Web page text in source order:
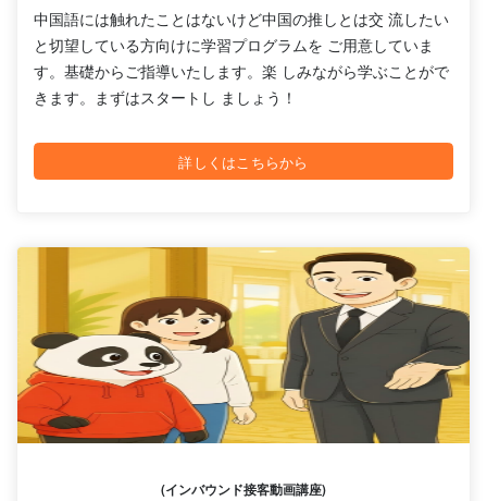
中国語には触れたことはないけど中国の推しとは交 流したい
と切望している方向けに学習プログラムを ご用意していま
す。基礎からご指導いたします。楽 しみながら学ぶことがで
きます。まずはスタートし ましょう！
詳しくはこちらから
(インバウンド接客動画講座)